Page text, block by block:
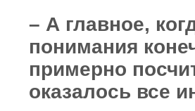
– А главное,
понимания
примерно
оказалось все